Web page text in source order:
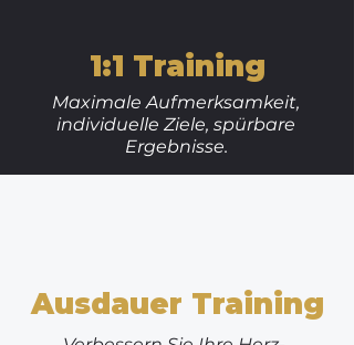
1:1 Training
Maximale Aufmerksamkeit,
individuelle Ziele, spürbare
Ergebnisse.
Ausdauer Training